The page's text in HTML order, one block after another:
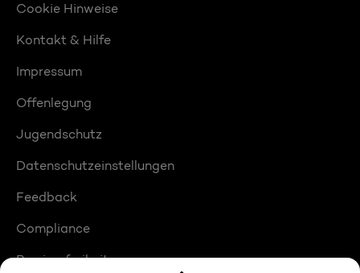
Cookie Hinweise
Kontakt & Hilfe
Impressum
Offenlegung
Jugendschutz
Datenschutzeinstellungen
Feedback
Compliance
Barrierefreiheit